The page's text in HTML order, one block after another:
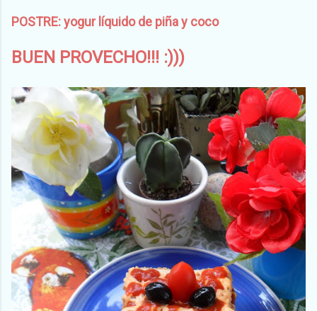
POSTRE: yogur líquido de piña y coco
BUEN PROVECHO!!! :)))